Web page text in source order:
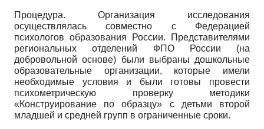
Процедура. Организация исследования
осуществлялась совместно с Федерацией
психологов образования России. Представителями
региональных отделений ФПО России (на
добровольной основе) были выбраны дошкольные
образовательные организации, которые имели
необходимые условия и были готовы провести
психометрическую проверку методики
«Конструирование по образцу» с детьми второй
младшей и средней групп в ограниченные сроки.